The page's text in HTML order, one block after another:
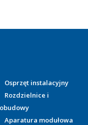
Osprzęt instalacyjny
Rozdzielnice i
obudowy
Aparatura modułowa